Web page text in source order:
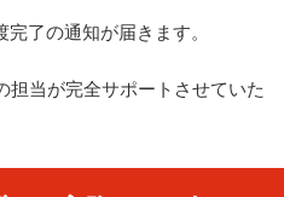
了の通知が届きます。
担当が完全サポートさせていた